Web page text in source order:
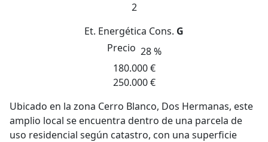
2
Et. Energética Cons. G
Precio 28 %
180.000 €
250.000 €
Ubicado en la zona Cerro Blanco, Dos Hermanas, este
amplio local se encuentra dentro de una parcela de
uso residencial según catastro, con una superficie